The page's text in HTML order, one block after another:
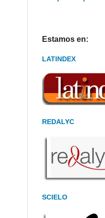
Estamos en:
LATINDEX
REDALYC
SCIELO